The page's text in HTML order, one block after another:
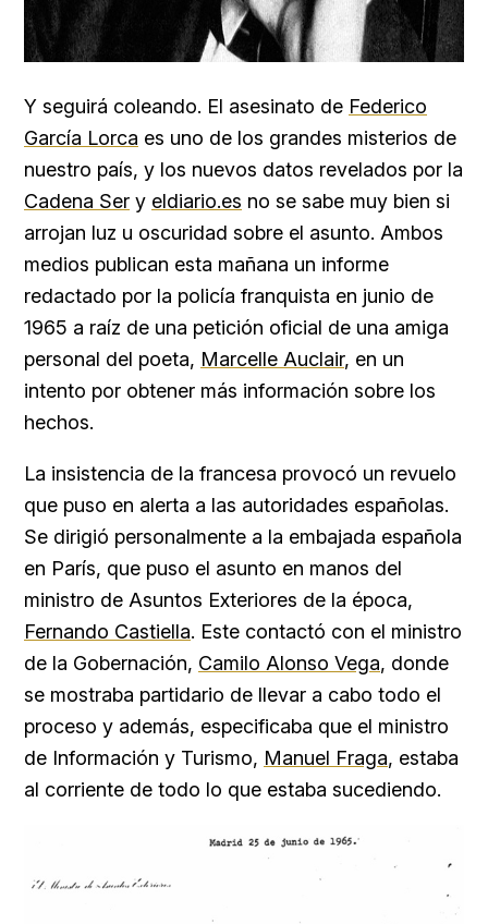
Y seguirá coleando. El asesinato de Federico
García Lorca es uno de los grandes misterios de
nuestro país, y los nuevos datos revelados por la
Cadena Ser y eldiario.es no se sabe muy bien si
arrojan luz u oscuridad sobre el asunto. Ambos
medios publican esta mañana un informe
redactado por la policía franquista en junio de
1965 a raíz de una petición oficial de una amiga
personal del poeta, Marcelle Auclair, en un
intento por obtener más información sobre los
hechos.
La insistencia de la francesa provocó un revuelo
que puso en alerta a las autoridades españolas.
Se dirigió personalmente a la embajada española
en París, que puso el asunto en manos del
ministro de Asuntos Exteriores de la época,
Fernando Castiella. Este contactó con el ministro
de la Gobernación, Camilo Alonso Vega, donde
se mostraba partidario de llevar a cabo todo el
proceso y además, especificaba que el ministro
de Información y Turismo, Manuel Fraga, estaba
al corriente de todo lo que estaba sucediendo.